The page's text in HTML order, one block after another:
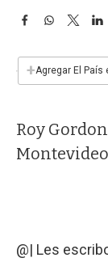
F
e
b
k
W
s
p
T
w
t
L
n
+Agregar El País
Roy
Montevideo
@| Les